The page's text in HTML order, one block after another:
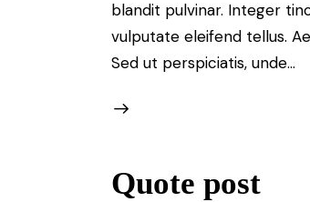
blandit pulvinar. Integer
vulputate eleifend tellus.
Sed ut perspiciatis, unde…
Quote post